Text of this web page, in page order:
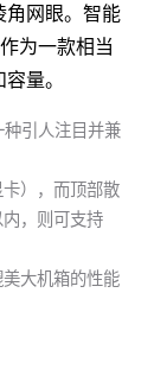
角网眼。智能
为一款相当
量。
种引人注目并兼
），而顶部散
，则可支持
大机箱的性能